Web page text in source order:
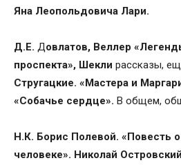
Яна Леопольдовича Лари.
Д.Е. Довлатов, Веллер
проспекта», Шекли рассказы,
Стругацкие. «Мастера и
«Собачье сердце». В общем,
Н.К. Борис Полевой. «Повесть
человеке». Николай